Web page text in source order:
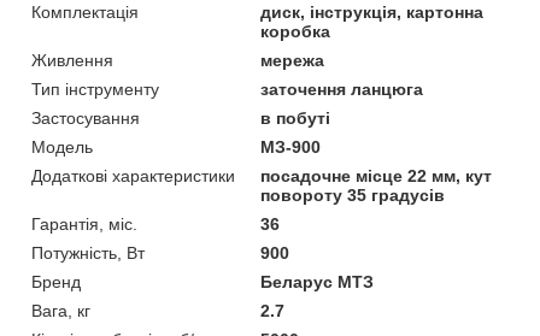
Комплектація
диск, інструкція, картонна
коробка
Живлення
мережа
Тип інструменту
заточення ланцюга
Застосування
в побуті
Модель
МЗ-900
Додаткові характеристики
посадочне місце 22 мм, кут
повороту 35 градусів
Гарантія, міс.
36
Потужність, Вт
900
Бренд
Беларус МТЗ
Вага, кг
2.7